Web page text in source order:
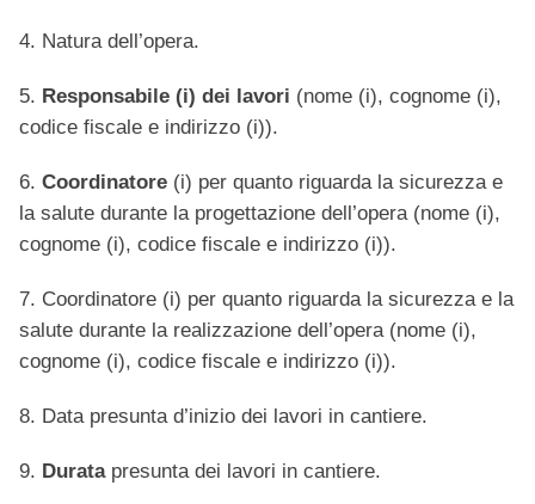
4. Natura dell’opera.
5. Responsabile (i) dei lavori (nome (i), cognome (i),
codice fiscale e indirizzo (i)).
6. Coordinatore (i) per quanto riguarda la sicurezza e
la salute durante la progettazione dell’opera (nome (i),
cognome (i), codice fiscale e indirizzo (i)).
7. Coordinatore (i) per quanto riguarda la sicurezza e la
salute durante la realizzazione dell’opera (nome (i),
cognome (i), codice fiscale e indirizzo (i)).
8. Data presunta d’inizio dei lavori in cantiere.
9. Duratapresunta dei lavori in cantiere.